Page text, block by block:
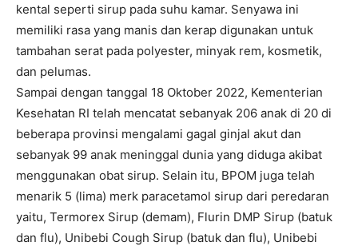
kental seperti sirup pada suhu kamar. Senyawa ini
memiliki rasa yang manis dan kerap digunakan untuk
tambahan serat pada polyester, minyak rem, kosmetik,
dan pelumas.
Sampai dengan tanggal 18 Oktober 2022, Kementerian
Kesehatan RI telah mencatat sebanyak 206 anak di 20 di
beberapa provinsi mengalami gagal ginjal akut dan
sebanyak 99 anak meninggal dunia yang diduga akibat
menggunakan obat sirup. Selain itu, BPOM juga telah
menarik 5 (lima) merk paracetamol sirup dari peredaran
yaitu, Termorex Sirup (demam), Flurin DMP Sirup (batuk
dan flu), Unibebi Cough Sirup (batuk dan flu), Unibebi